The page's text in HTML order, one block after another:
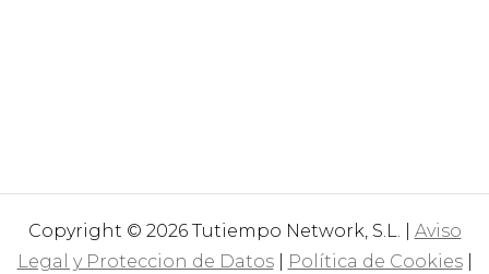
Copyright © 2026 Tutiempo Network, S.L. | Aviso
Legal y Proteccion de Datos| Política de Cookies|